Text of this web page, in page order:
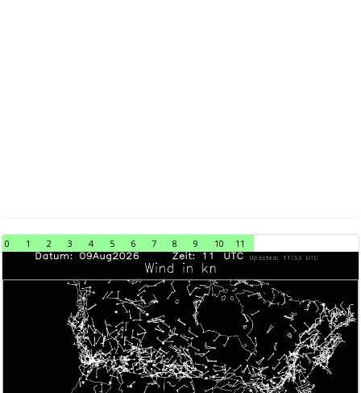
0 1 2 3 4 5 6 7 8 9 10 11